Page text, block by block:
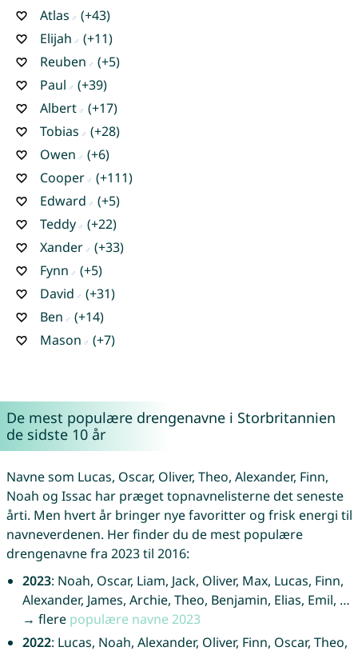
Atlas
(+43)
Elijah
(+11)
Reuben
(+5)
Paul
(+39)
Albert
(+17)
Tobias
(+28)
Owen
(+6)
Cooper
(+111)
Edward
(+5)
Teddy
(+22)
Xander
(+33)
Fynn
(+5)
David
(+31)
Ben
(+14)
Mason
(+7)
De mest populære drengenavne i Storbritannien
de sidste 10 år
Navne som Lucas, Oscar, Oliver, Theo, Alexander, Finn,
Noah og Issac har præget topnavnelisterne det seneste
årti. Men hvert år bringer nye favoritter og frisk energi til
navneverdenen. Her finder du de mest populære
drengenavne fra 2023 til 2016:
2023: Noah, Oscar, Liam, Jack, Oliver, Max, Lucas, Finn,
Alexander, James, Archie, Theo, Benjamin, Elias, Emil, …
→ flere populære navne 2023
2022: Lucas, Noah, Alexander, Oliver, Finn, Oscar, Theo,